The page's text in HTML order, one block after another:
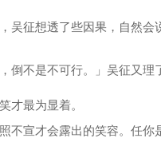
吴征想透了些因果，自然会
不是不可行。」吴征又理
才最为显着。
宣才会露出的笑容。任你